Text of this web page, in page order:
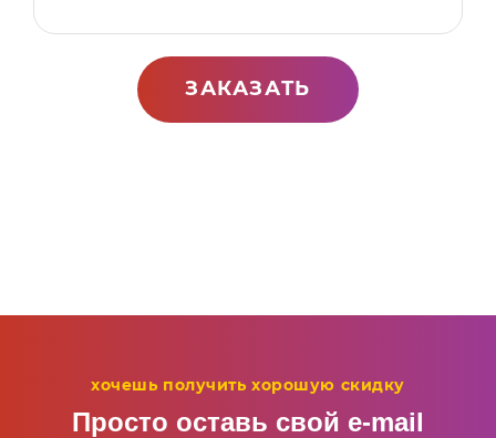
ЗАКАЗАТЬ
хочешь получить хорошую скидку
Просто оставь свой e‑mail